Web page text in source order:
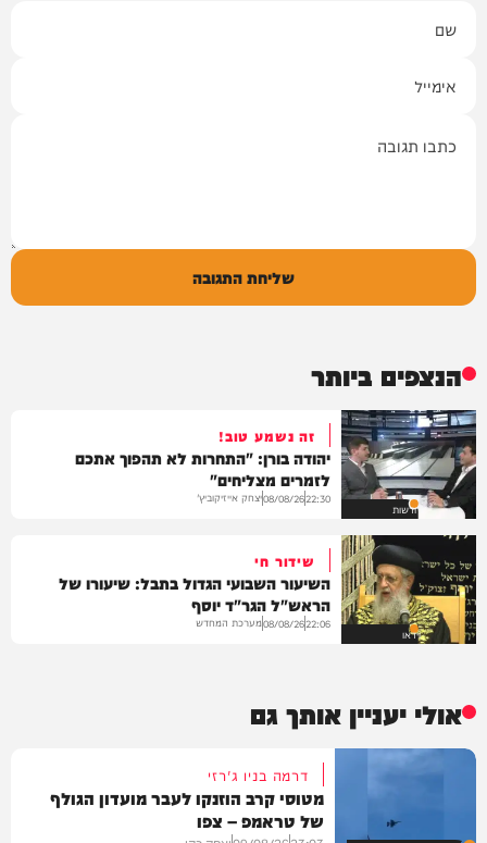
שליחת התגובה
הנצפים ביותר
חדשות
זה נשמע טוב!
יהודה בורן: "התחרות לא תהפוך אתכם
לזמרים מצליחים"
22:30
08/08/26יצחק אייזיקוביץ'
וידאו
שידור חי
השיעור השבועי הגדול בתבל: שיעורו של
הראש"ל הגר"ד יוסף
22:06
08/08/26מערכת המחדש
אולי יעניין אותך גם
דרמה בניו ג'רזי
מטוסי קרב הוזנקו לעבר מועדון הגולף
של טראמפ – צפו